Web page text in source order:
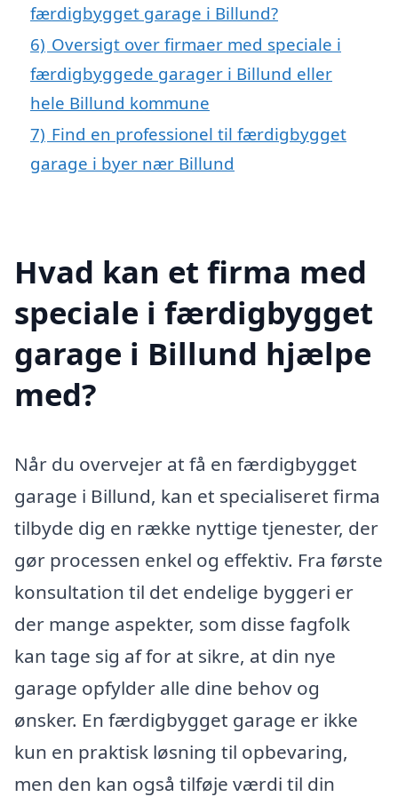
færdigbygget garage i Billund?
6) Oversigt over firmaer med speciale i
færdigbyggede garager i Billund eller
hele Billund kommune
7) Find en professionel til færdigbygget
garage i byer nær Billund
Hvad kan et firma med
speciale i færdigbygget
garage i Billund hjælpe
med?
Når du overvejer at få en færdigbygget
garage i Billund, kan et specialiseret firma
tilbyde dig en række nyttige tjenester, der
gør processen enkel og effektiv. Fra første
konsultation til det endelige byggeri er
der mange aspekter, som disse fagfolk
kan tage sig af for at sikre, at din nye
garage opfylder alle dine behov og
ønsker. En færdigbygget garage er ikke
kun en praktisk løsning til opbevaring,
men den kan også tilføje værdi til din